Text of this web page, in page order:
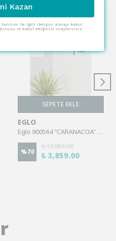
SEPETE EKLE
EGLO
Eglo 900564 "CARANACOA" Çelik Siyah Duvar Aplik
%70
₺ 12,861.00
₺ 3,859.00
Kazan
tanıtım ile ilgili iletişim almayı kabul
ve kabul ettiğinizi onaylarsınız.